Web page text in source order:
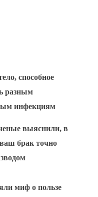
способное
разным
инфекциям
выяснили, в
брак точно
миф о пользе